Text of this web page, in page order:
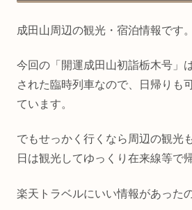
成田山周辺の観光・宿泊情報です。
今回の「開運成田山初詣栃木号」
された臨時列車なので、日帰りも
ています。
でもせっかく行くなら周辺の観光
日は観光してゆっくり在来線等で
楽天トラベルにいい情報があった